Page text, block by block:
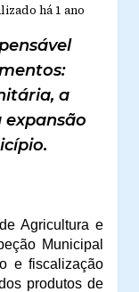
há 1 ano
a
expansão
Agricultura e
Municipal
e fiscalização
produtos de